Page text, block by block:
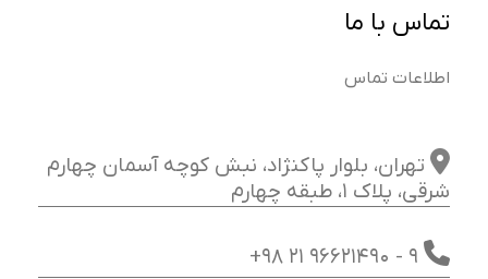
تماس با ما
اطلاعات تماس
تهران، بلوار پاکنژاد، نبش کوچه آسمان چهارم
شرقی، پلاک 1، طبقه چهارم
+98 21 96621490 - 9